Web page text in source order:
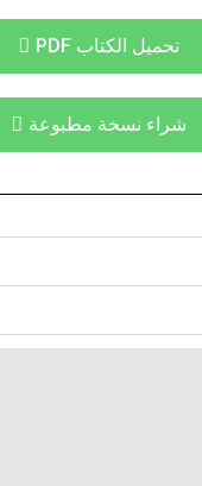
تحميل الكتاب PDF
شراء نسخة مطبوعة